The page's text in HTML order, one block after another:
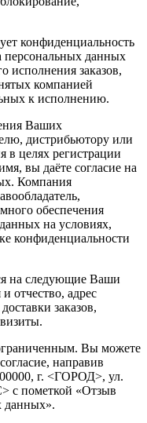
конфиденциальность
данных
исполнения заказов,
компанией
к исполнению.
Ваших
дистрибьютору или
в целях регистрации
вы даёте согласие на
Компания
обеспечения
на условиях,
конфиденциальности
на следующие Ваши
отчество, адрес
заказов,
Вы можете
направив
г. <ГОРОД>, ул.
пометкой «Отзыв
данных».